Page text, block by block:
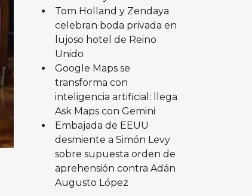
Tom Holland y Zendaya
celebran boda privada en
lujoso hotel de Reino
Unido
Google Maps se
transforma con
inteligencia artificial: llega
Ask Maps con Gemini
Embajada de EEUU
desmiente a Simón Levy
sobre supuesta orden de
aprehensión contra Adán
Augusto López